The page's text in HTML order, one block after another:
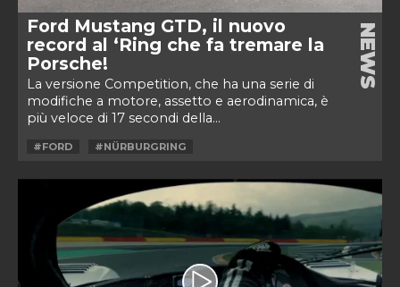
Ford Mustang GTD, il nuovo
record al ‘Ring che fa tremare la
Porsche!
La versione Competition, che ha una serie di
modifiche a motore, assetto e aerodinamica, è
più veloce di 17 secondi della...
NEWS
#FORD #NÜRBURGRING